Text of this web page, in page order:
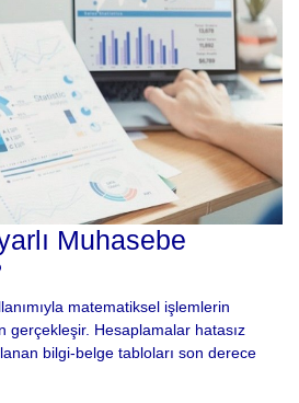
Muhasebe
matematiksel işlemlerin
gerçekleşir. Hesaplamalar hatasız
bilgi-belge tabloları son derece